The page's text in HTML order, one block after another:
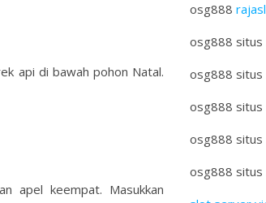
api di bawah pohon Natal.
apel keempat. Masukkan
osg888
osg888 situs
osg888 situs
osg888 situs
osg888 situs
osg888 situs